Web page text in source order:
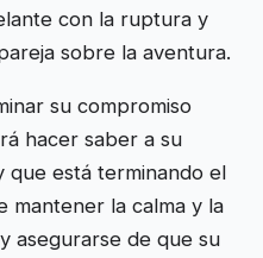
con la ruptura y
sobre la aventura.
su compromiso
hacer saber a su
que está terminando el
mantener la calma y la
asegurarse de que su